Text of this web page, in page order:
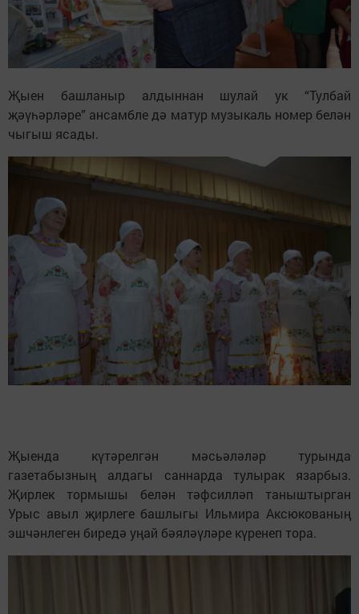
Җыен башланыр алдыннан шулай ук “Тулбай
җәүһәрләре” ансамбле дә матур музыкаль номер белән
чыгыш ясады.
Җыенда күтәрелгән мәсьәләләр турында
газетабызның алдагы саннарда тулырак язарбыз.
Җирлек тормышы белән тәфсилләп таныштырган
Урыс авыл җирлеге башлыгы Ильмира Аксюкованың
эшчәнлеген биредә уңай бәяләүләре күренеп тора.